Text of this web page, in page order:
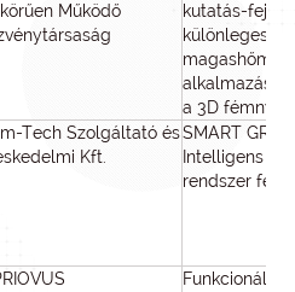
Működő
kutatás-
különleges
a 3D
Tech Szolgáltató és
Kft.
SMART
Intelligens
rendszer
Funkcionális,